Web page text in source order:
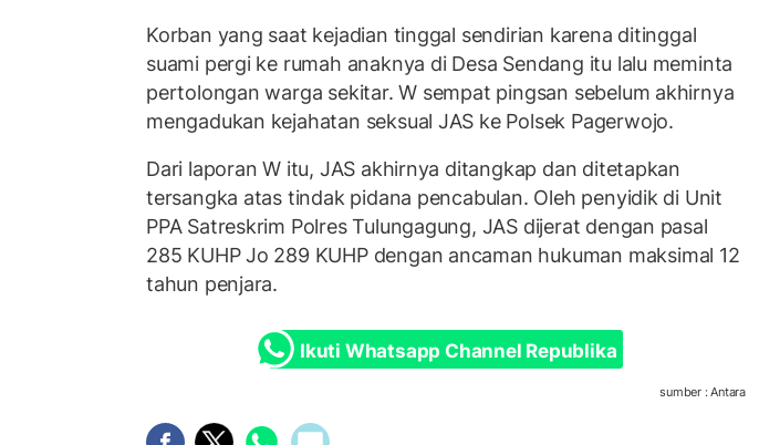
Korban yang saat kejadian tinggal sendirian karena ditinggal
suami pergi ke rumah anaknya di Desa Sendang itu lalu meminta
pertolongan warga sekitar. W sempat pingsan sebelum akhirnya
mengadukan kejahatan seksual JAS ke Polsek Pagerwojo.
Dari laporan W itu, JAS akhirnya ditangkap dan ditetapkan
tersangka atas tindak pidana pencabulan. Oleh penyidik di Unit
PPA Satreskrim Polres Tulungagung, JAS dijerat dengan pasal
285 KUHP Jo 289 KUHP dengan ancaman hukuman maksimal 12
tahun penjara.
Ikuti Whatsapp Channel Republika
sumber : Antara